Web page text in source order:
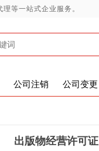
等一站式企业服务。
公司注销 公司变更
出版物经营许可证